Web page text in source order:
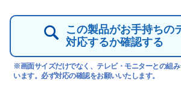
この製品がお手持ちの
対応するか確認する
※画面サイズだけでなく、テレビ・モニターとの組
います。必ず対応の確認をお願いいたします。